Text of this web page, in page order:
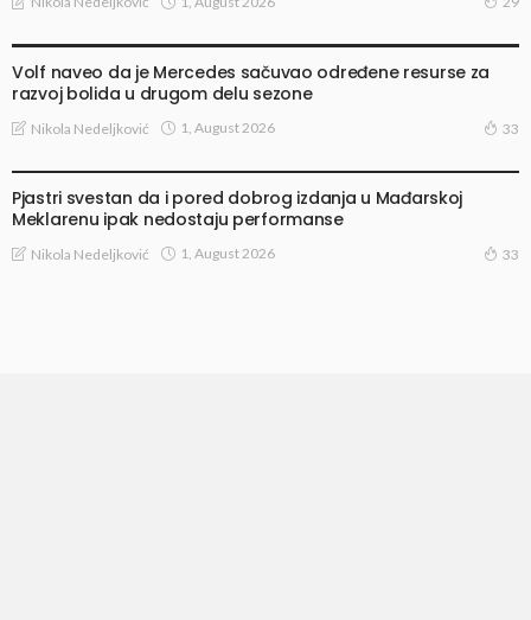
Volf naveo da je Mercedes sačuvao određene resurse za
razvoj bolida u drugom delu sezone
Nikola Nedeljković 1, August 2026 33
Pjastri svestan da i pored dobrog izdanja u Mađarskoj
Meklarenu ipak nedostaju performanse
Nikola Nedeljković 1, August 2026 33